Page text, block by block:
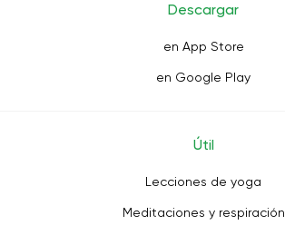
Descargar
en App Store
en Google Play
Útil
Lecciones de yoga
Meditaciones y respiración